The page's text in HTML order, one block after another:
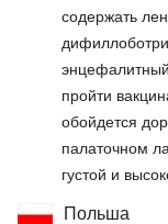
содержать
пройти
обойдется
палаточном
густой и
Польша